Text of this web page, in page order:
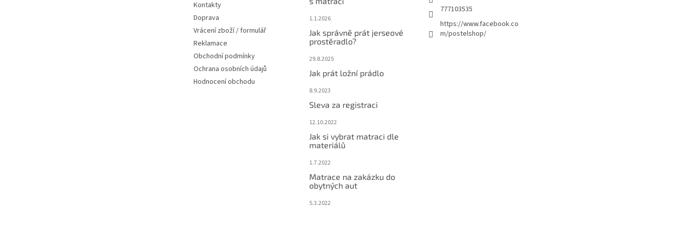
Kontakty
Doprava
Vrácení zboží / formulář
Reklamace
Obchodní podmínky
Ochrana osobních údajů
Hodnocení obchodu
1.1.2026
Jak správně prát jerseové
prostěradlo?
29.8.2025
Jak prát ložní prádlo
8.9.2023
Sleva za registraci
12.10.2022
Jak si vybrat matraci dle
materiálů
1.7.2022
Matrace na zakázku do
obytných aut
5.3.2022
777103535
https://www.facebook.co
m/postelshop/